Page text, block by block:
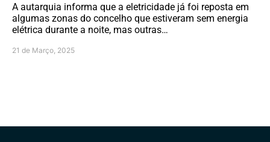
A autarquia informa que a eletricidade já foi reposta em
algumas zonas do concelho que estiveram sem energia
elétrica durante a noite, mas outras…
21 de Março, 2025